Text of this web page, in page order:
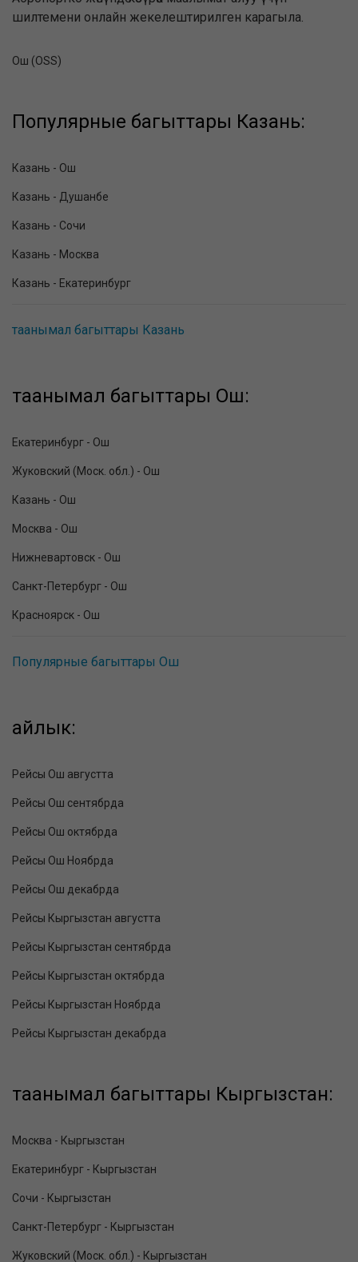
шилтемени онлайн жекелештирилген карагыла.
Ош (OSS)
Популярные багыттары Казань:
Казань - Ош
Казань - Душанбе
Казань - Сочи
Казань - Москва
Казань - Екатеринбург
таанымал багыттары Казань
таанымал багыттары Ош:
Екатеринбург - Ош
Жуковский (Моск. обл.) - Ош
Казань - Ош
Москва - Ош
Нижневартовск - Ош
Санкт-Петербург - Ош
Красноярск - Ош
Популярные багыттары Ош
айлык:
Рейсы Ош августта
Рейсы Ош сентябрда
Рейсы Ош октябрда
Рейсы Ош Ноябрда
Рейсы Ош декабрда
Рейсы Кыргызстан августта
Рейсы Кыргызстан сентябрда
Рейсы Кыргызстан октябрда
Рейсы Кыргызстан Ноябрда
Рейсы Кыргызстан декабрда
таанымал багыттары Кыргызстан:
Москва - Кыргызстан
Екатеринбург - Кыргызстан
Сочи - Кыргызстан
Санкт-Петербург - Кыргызстан
Жуковский (Моск. обл.) - Кыргызстан